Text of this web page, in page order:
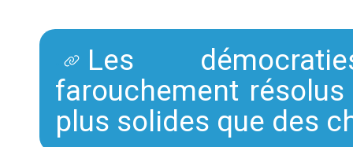
Les
farouchement
plus solides que des